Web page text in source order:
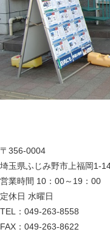
〒356-0004
埼玉県ふじみ野市上福岡1-
営業時間 10：00～19：00
定休日 水曜日
TEL：049-263-8558
FAX：049-263-8622